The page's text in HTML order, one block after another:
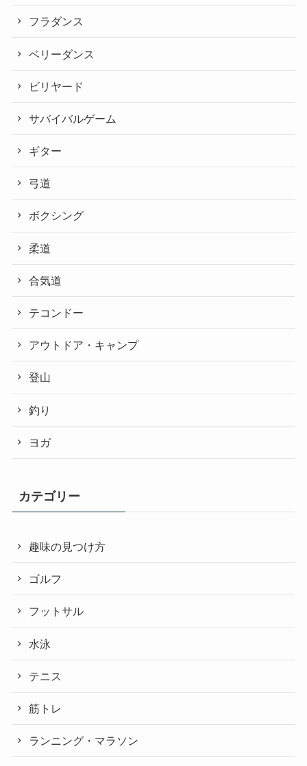
フラダンス
ベリーダンス
ビリヤード
サバイバルゲーム
ギター
弓道
ボクシング
柔道
合気道
テコンドー
アウトドア・キャンプ
登山
釣り
ヨガ
カテゴリー
趣味の見つけ方
ゴルフ
フットサル
水泳
テニス
筋トレ
ランニング・マラソン